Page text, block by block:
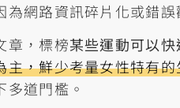
網路資訊碎片化或錯誤
章，標榜某些運動可以快
主，鮮少考量女性特有
道門檻。